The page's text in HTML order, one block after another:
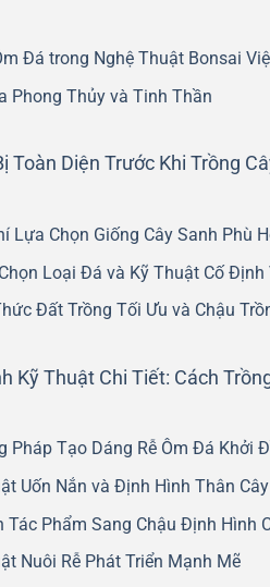
Đá trong Nghệ Thuật Bonsai
Phong Thủy và Tinh Thần
Toàn Diện Trước Khi Trồng
Lựa Chọn Giống Cây Sanh Phù
Loại Đá và Kỹ Thuật Cố Định
Đất Trồng Tối Ưu và Chậu
Kỹ Thuật Chi Tiết: Cách
Pháp Tạo Dáng Rễ Ôm Đá Khởi
Uốn Nắn và Định Hình Thân
Tác Phẩm Sang Chậu Định Hình
Nuôi Rễ Phát Triển Mạnh Mẽ